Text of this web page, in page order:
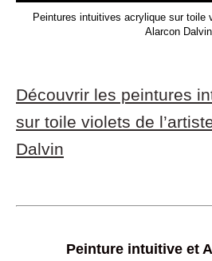
Peintures intuitives acrylique sur toile
Alarcon Dalvin
Découvrir les peintures
sur toile violets de
Dalvin
Peinture intuitive et